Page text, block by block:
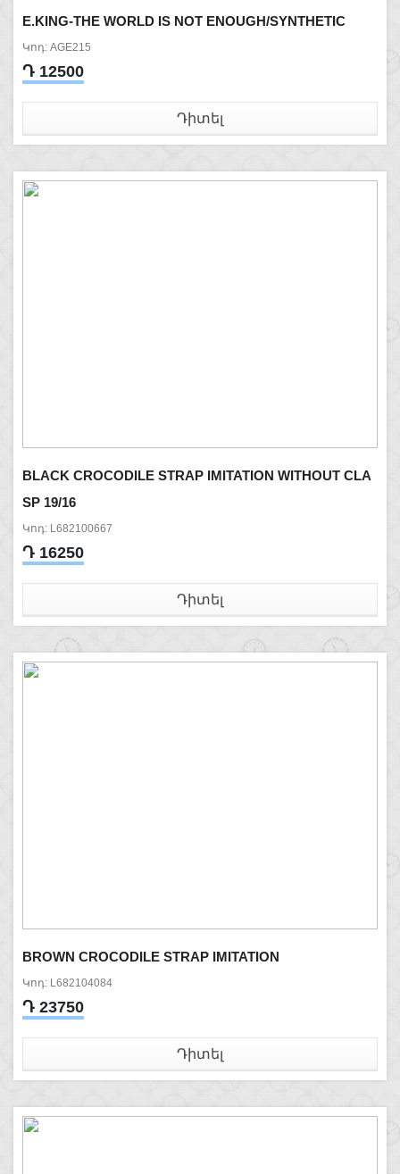
E.KING-THE WORLD IS NOT ENOUGH/SYNTHETIC
Կոդ: AGE215
Դ 12500
Դիտել
BLACK CROCODILE STRAP IMITATION WITHOUT CLA
SP 19/16
Կոդ: L682100667
Դ 16250
Դիտել
BROWN CROCODILE STRAP IMITATION
Կոդ: L682104084
Դ 23750
Դիտել